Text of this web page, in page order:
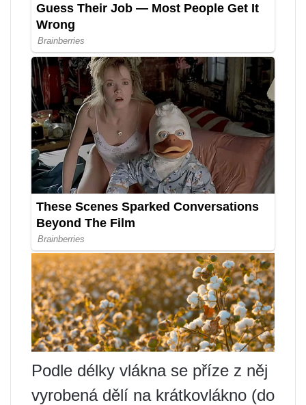
Podle délky vlákna se příze z něj
vyrobená dělí na krátkovlákno (do